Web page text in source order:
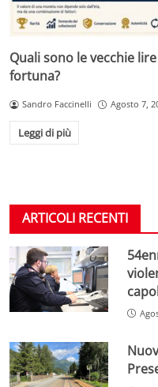
Quali sono le vecchie
fortuna?
Sandro Faccinelli Agosto 7,
Leggi di più
ARTICOLI RECENTI